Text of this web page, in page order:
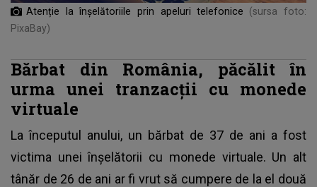
Atenție la înșelătoriile prin apeluri telefonice
(sursa foto:
PixaBay)
Bărbat din România, păcălit în
urma unei tranzacții cu monede
virtuale
La începutul anului, un bărbat de 37 de ani a fost
victima unei înșelătorii cu monede virtuale. Un alt
tânăr de 26 de ani ar fi vrut să cumpere de la el două